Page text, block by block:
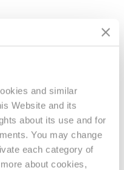
and similar
Website and its
about its use and for
You may change
each category of
about cookies,